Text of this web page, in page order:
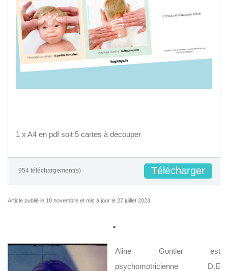
1 x A4 en pdf soit 5 cartes à découper
954 téléchargement(s) Télécharger
Article publié le 18 novembre et mis à jour le 27 juillet 2023.
Aline Gontier est
psychomotricienne D.E